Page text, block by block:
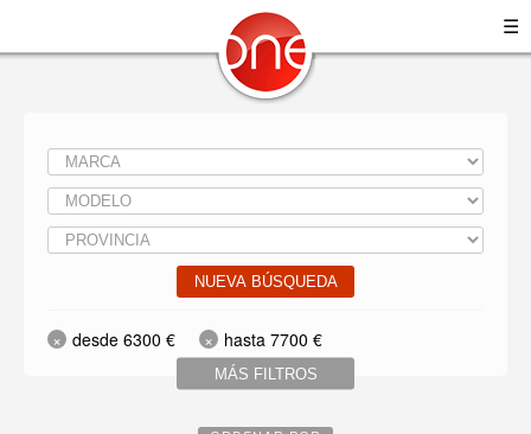
☰
NUEVA BÚSQUEDA
MÁS FILTROS
desde 6300 € hasta 7700 €